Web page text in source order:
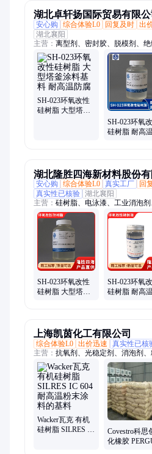
湖北卓轩扬国际贸易有限公
安心购
综合体验L0 回复及时 出
湖北襄阳
主营： 离型剂、密封胶、脱模剂、
料、防水涂料、有机涂料、耐高温
脂、隔离剂、硅橡胶、压敏胶、排
接胶水、电除尘器、硅胶保护、有
电泳漆、环氧树脂胶
SH-023环氧改性
硅树脂 大型塔釜
SH-023环氧
硅树脂 耐高
湖北隆胜四海新材料股份有
安心购
综合体验L0 真实工厂 回
真实性已核验 湖北襄阳
主营： 硅树脂、电泳漆、工业消泡
剂、有机硅压敏胶、加成型压敏胶
基硅油、匀泡剂、流平剂、离型剂
水性硅树脂乳液、MQ硅树脂、加成
有机硅树脂、固体有机硅树脂、乙
硅油、纯有机硅树脂、自干有机硅树
SH-023环氧改性
硅树脂 大型塔釜
SH-023环氧
硅树脂 耐高温
上海凯茵化工有限公司
综合体验L0 出价迅速 真实性已核
主营： 抗氧剂、光稳定剂、消泡剂、
碳黑、白炭黑、颜料、染料、树脂
剂、分散剂、光引发剂、钛白粉、
Wacker瓦克 有机
硅树脂 SILRES IC
Covestro科思
化橡胶